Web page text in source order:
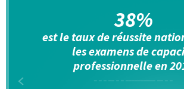
38%
est le taux de réussite
les examens de
professionnelle en